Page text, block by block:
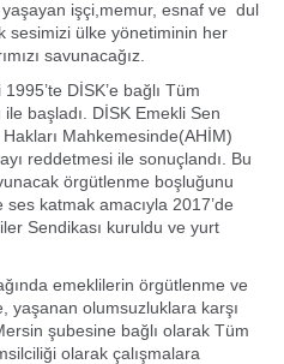
işçi,memur, esnaf ve dul
sesimizi ülke yönetiminin her
savunacağız.
DİSK’e bağlı Tüm
başladı. DİSK Emekli Sen
Hakları Mahkemesinde(AHİM)
reddetmesi ile sonuçlandı. Bu
örgütlenme boşluğunu
katmak amacıyla 2017’de
Sendikası kuruldu ve yurt
emeklilerin örgütlenme ve
yaşanan olumsuzluklara karşı
şubesine bağlı olarak Tüm
olarak çalışmalara